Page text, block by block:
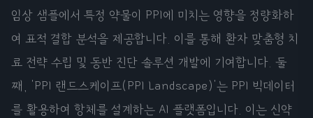
임상 샘플에서 특정 약물이 PPI에 미치는 영향을 정량화하
여 표적 결합 분석을 제공합니다. 이를 통해 환자 맞춤형 치
료 전략 수립 및 동반 진단 솔루션 개발에 기여합니다. 둘
째, 'PPI 랜드스케이프(PPI Landscape)'는 PPI 빅데이터
를 활용하여 항체를 설계하는 AI 플랫폼입니다. 이는 신약